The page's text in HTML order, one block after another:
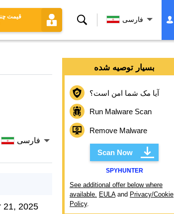
قیمت
جستجو
فارسی
فارسی
21, 2025
بسیار توصیه شده
آیا مک شما امن است؟
Run Malware Scan
Remove Malware
Scan Now
SPYHUNTER
See additional offer below where
available. EULAand Privacy/Cookie
Policy.